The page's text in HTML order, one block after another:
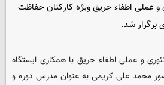
و عملی اطفاء حریق ویژه کارکنان حفاظت
برگزار شد.
و عملی اطفاء حریق با همکاری ایستگاه
محمد علی کریمی به عنوان مدرس دوره و